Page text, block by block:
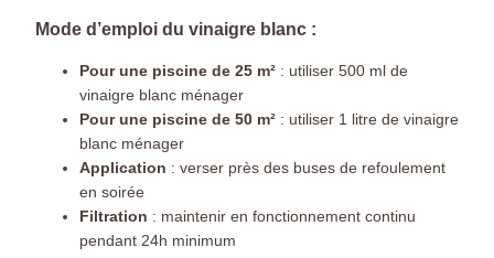
Mode d’emploi du vinaigre blanc :
Pour une piscine de 25 m² : utiliser 500 ml de
vinaigre blanc ménager
Pour une piscine de 50 m² : utiliser 1 litre de vinaigre
blanc ménager
Application : verser près des buses de refoulement
en soirée
Filtration : maintenir en fonctionnement continu
pendant 24h minimum